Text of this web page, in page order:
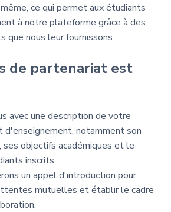
ce qui permet aux étudiants
à notre plateforme grâce à des
que nous leur fournissons.
de partenariat est
avec une description de votre
notamment son
ses objectifs académiques et le
inscrits.
un appel d'introduction pour
mutuelles et établir le cadre